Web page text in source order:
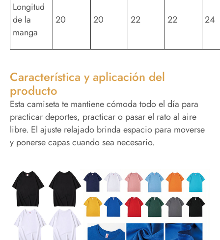
Longitud
de la
manga
20 20 22 22 24
Característica y aplicación del
producto
Esta camiseta te mantiene cómoda todo el día para
practicar deportes, practicar o pasar el rato al aire
libre. El ajuste relajado brinda espacio para moverse
y ponerse capas cuando sea necesario.